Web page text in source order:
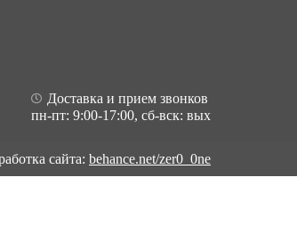
Доставка и прием звонков
пн-пт: 9:00-17:00, сб-вск: вых
сайта: behance.net/zer0_0ne